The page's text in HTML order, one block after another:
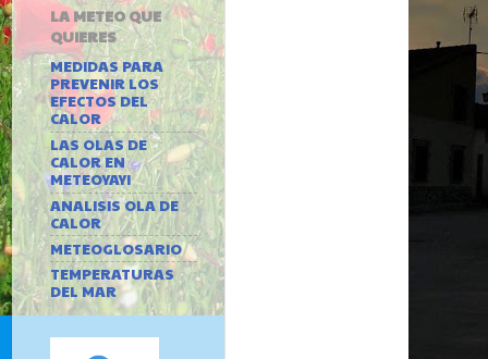
LA METEO QUE
QUIERES
MEDIDAS PARA
PREVENIR LOS
EFECTOS DEL
CALOR
LAS OLAS DE
CALOR EN
METEOYAYI
ANALISIS OLA DE
CALOR
METEOGLOSARIO
TEMPERATURAS
DEL MAR